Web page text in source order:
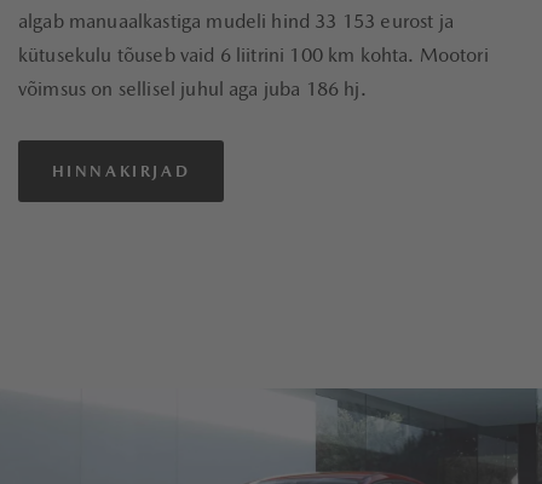
algab manuaalkastiga mudeli hind 33 153 eurost ja
kütusekulu tõuseb vaid 6 liitrini 100 km kohta. Mootori
võimsus on sellisel juhul aga juba 186 hj.
HINNAKIRJAD